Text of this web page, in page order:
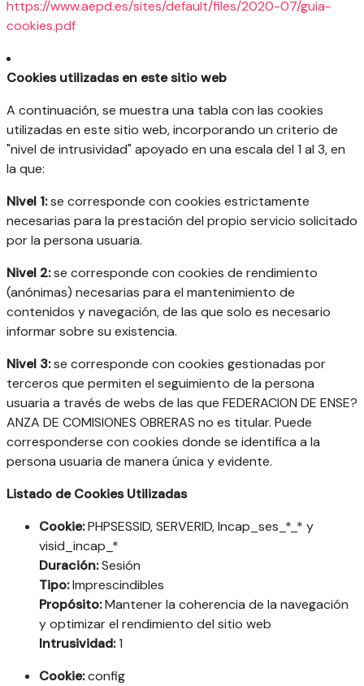
https://www.aepd.es/sites/default/files/2020-07/guia-
cookies.pdf
Cookies utilizadas en este sitio web
A continuación, se muestra una tabla con las cookies
utilizadas en este sitio web, incorporando un criterio de
"nivel de intrusividad" apoyado en una escala del 1 al 3, en
la que:
Nivel 1:se corresponde con cookies estrictamente
necesarias para la prestación del propio servicio solicitado
por la persona usuaria.
Nivel 2:se corresponde con cookies de rendimiento
(anónimas) necesarias para el mantenimiento de
contenidos y navegación, de las que solo es necesario
informar sobre su existencia.
Nivel 3:se corresponde con cookies gestionadas por
terceros que permiten el seguimiento de la persona
usuaria a través de webs de las que FEDERACION DE ENSE?
ANZA DE COMISIONES OBRERAS no es titular. Puede
corresponderse con cookies donde se identifica a la
persona usuaria de manera única y evidente.
Listado de Cookies Utilizadas
Cookie:PHPSESSID, SERVERID, Incap_ses_*_* y
visid_incap_*
Duración:Sesión
Tipo:Imprescindibles
Propósito:Mantener la coherencia de la navegación
y optimizar el rendimiento del sitio web
Intrusividad:1
Cookie:config